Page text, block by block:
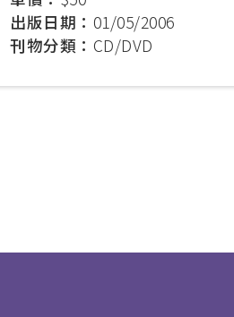
出版日期： 01/05/2006
刊物分類： CD/DVD